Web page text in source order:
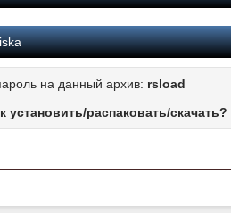
на данный архив: rsload
установить/распаковать/